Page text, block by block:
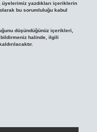
yazdıkları içeriklerin
bu sorumluluğu kabul
düşündüğünüz içerikleri,
halinde, ilgili